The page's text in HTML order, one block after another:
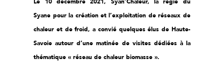
Syane pour la création et l’exploitation de réseaux de
chaleur et de froid, a convié quelques élus de Haute-
Savoie autour d’une matinée de visites dédiées à la
thématique « réseau de chaleur biomasse ».